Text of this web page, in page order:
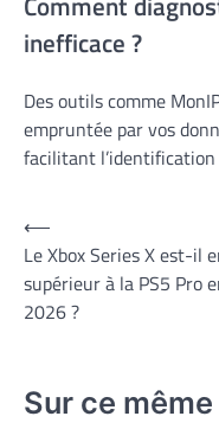
inefficace ?
Des outils comme
empruntée par vos
facilitant l’identification
Navigation
de
l’article
⟵
Le Xbox Series X est-il
supérieur à la PS5 Pro
2026 ?
Sur ce